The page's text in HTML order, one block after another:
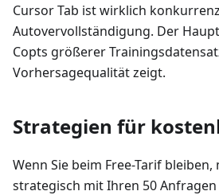
Cursor Tab ist wirklich
Autovervollständigung. Der
Copts größerer
Vorhersagequalität zeigt.
Strategien für
Wenn Sie beim Free-Tarif bleiben,
strategisch mit Ihren 50